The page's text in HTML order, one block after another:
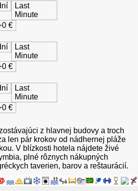
Last
Minute
€
Last
Minute
€
Last
Minute
€
z hlavnej budovy a troch
len pár krokov od nádhernej pláže
V blízkosti hotela nájdete živé
plné rôznych nákupných
taverien, barov a reštaurácií.